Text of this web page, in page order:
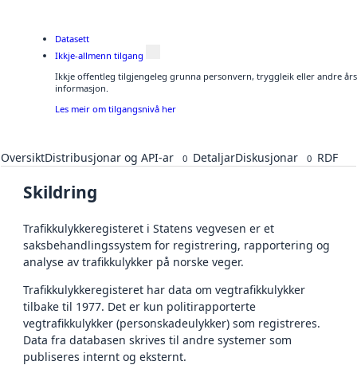
Datasett
Ikkje-allmenn tilgang
Ikkje offentleg tilgjengeleg grunna personvern, tryggleik eller andre
informasjon.
Les meir om tilgangsnivå her
OversiktDistribusjonar og API-ar 0 DetaljarDiskusjonar 0 RDF
Skildring
Trafikkulykkeregisteret i Statens vegvesen er et
saksbehandlingssystem for registrering, rapportering og
analyse av trafikkulykker på norske veger.
Trafikkulykkeregisteret har data om vegtrafikkulykker
tilbake til 1977. Det er kun politirapporterte
vegtrafikkulykker (personskadeulykker) som registreres.
Data fra databasen skrives til andre systemer som
publiseres internt og eksternt.